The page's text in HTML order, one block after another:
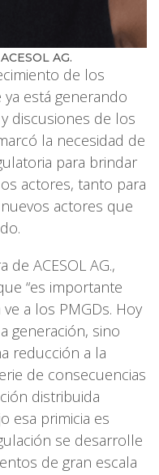
AG.
de los
está generando
discusiones de los
la necesidad de
para brindar
actores, tanto para
actores que
ACESOL AG.,
“es importante
a los PMGDs. Hoy
generación, sino
reducción a la
de consecuencias
distribuida
esa primicia es
se desarrolle
de gran escala